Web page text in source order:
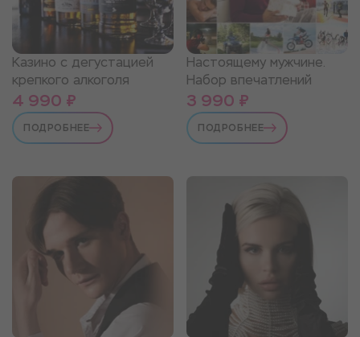
Казино с дегустацией
крепкого алкоголя
4 990 ₽
ПОДРОБНЕЕ
Настоящему мужчине.
Набор впечатлений
3 990 ₽
ПОДРОБНЕЕ